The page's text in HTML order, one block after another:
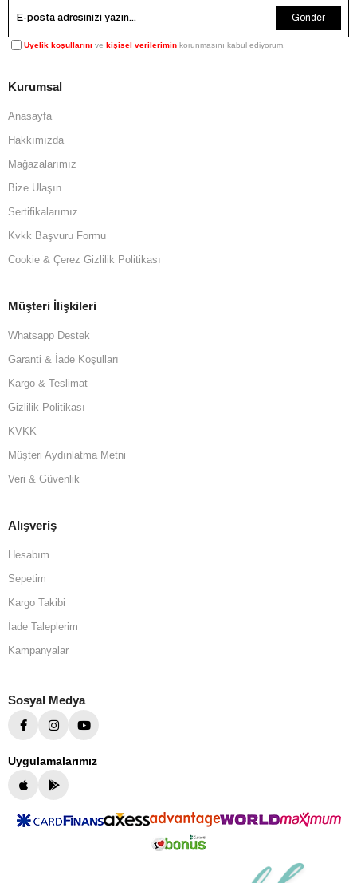
Gönder
Üyelik koşullarını ve kişisel verilerimin korunmasını kabul ediyorum.
Kurumsal
Anasayfa
Hakkımızda
Mağazalarımız
Bize Ulaşın
Sertifikalarımız
Kvkk Başvuru Formu
Cookie & Çerez Gizlilik Politikası
Müşteri İlişkileri
Whatsapp Destek
Garanti & İade Koşulları
Kargo & Teslimat
Gizlilik Politikası
KVKK
Müşteri Aydınlatma Metni
Veri & Güvenlik
Alışveriş
Hesabım
Sepetim
Kargo Takibi
İade Taleplerim
Kampanyalar
Sosyal Medya
Uygulamalarımız